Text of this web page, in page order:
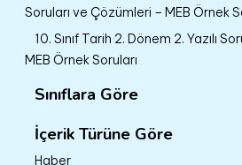
Soruları ve Çözümleri – MEB Örnek
10. Sınıf Tarih 2. Dönem 2. Yazılı
MEB Örnek Soruları
Sınıflara Göre
İçerik Türüne Göre
Haber